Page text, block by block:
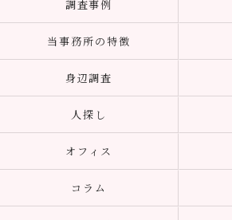
調査事例
当事務所の特徴
身辺調査
人探し
オフィス
コラム